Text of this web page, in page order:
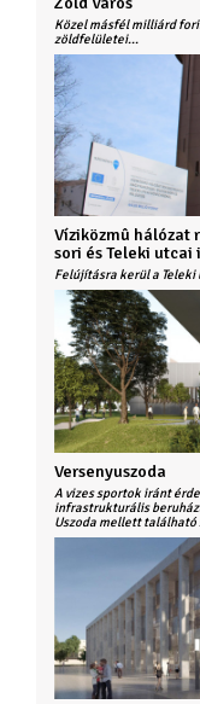
Közel másfél milliárd
zöldfelületei...
Víziközmû hálózat
sori és Teleki
Felújításra kerül a Teleki
Versenyuszoda
A vizes sportok iránt
infrastrukturális
Uszoda mellett